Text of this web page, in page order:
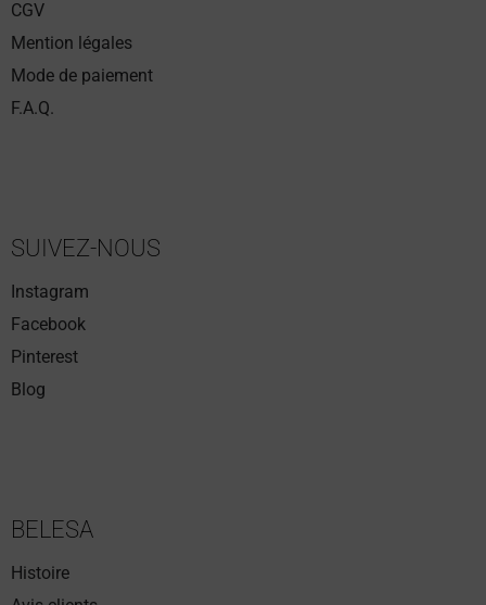
CGV
Mention légales
Mode de paiement
F.A.Q.
SUIVEZ-NOUS
Instagram
Facebook
Pinterest
Blog
BELESA
Histoire